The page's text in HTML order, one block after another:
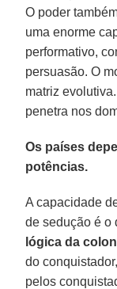
O poder
uma enorme
performativo,
persuasão. O
matriz
penetra nos
Os países
potências.
A capacidade
de sedução é o
lógica da
do
pelos